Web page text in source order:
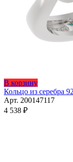
В корзинуЭтот
товар
имеет
Кольцо из серебра
Арт. 200147117
4 538 ₽